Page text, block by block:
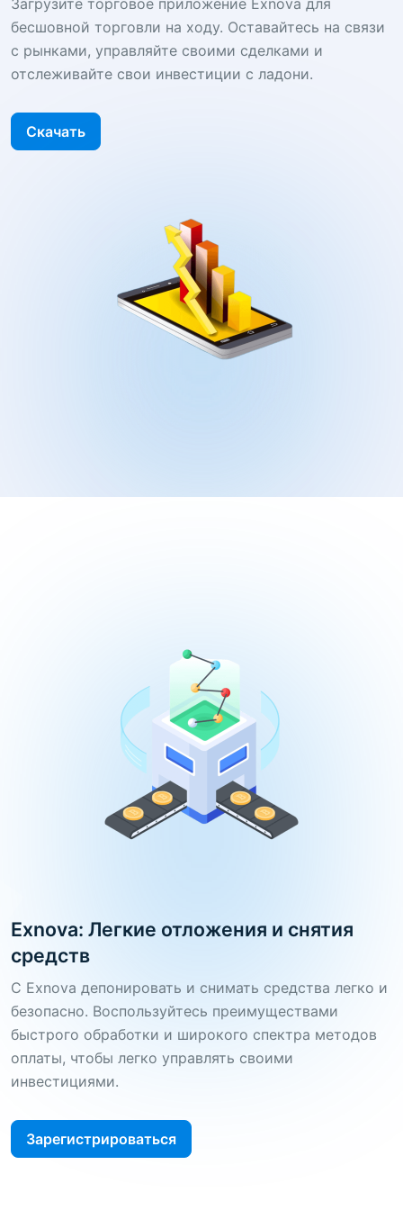
бесшовной торговли на ходу. Оставайтесь на связи
с рынками, управляйте своими сделками и
отслеживайте свои инвестиции с ладони.
Скачать
Exnova: Легкие отложения и снятия
средств
С Exnova депонировать и снимать средства легко и
безопасно. Воспользуйтесь преимуществами
быстрого обработки и широкого спектра методов
оплаты, чтобы легко управлять своими
инвестициями.
Зарегистрироваться